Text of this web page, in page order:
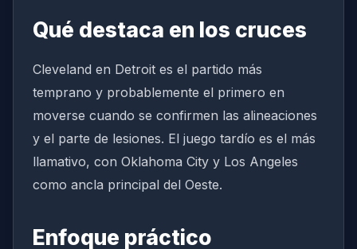
Qué destaca en los cruces
Cleveland en Detroit es el partido más
temprano y probablemente el primero en
moverse cuando se confirmen las alineaciones
y el parte de lesiones. El juego tardío es el más
llamativo, con Oklahoma City y Los Angeles
como ancla principal del Oeste.
Enfoque práctico